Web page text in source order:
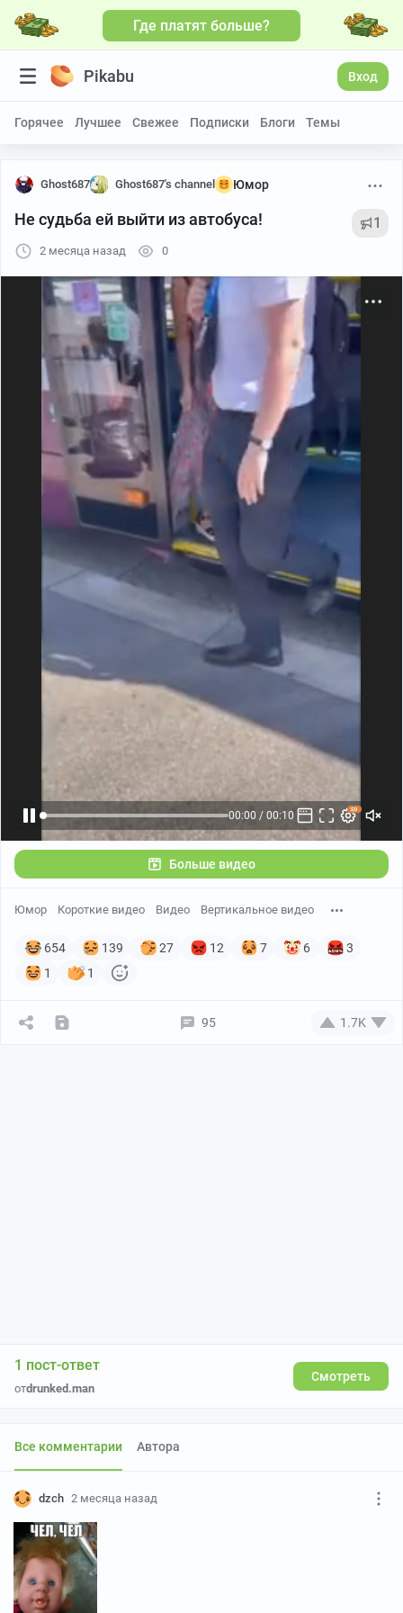
Где платят больше?
Pikabu Вход
Горячее Лучшее Свежее Подписки Блоги Темы
Ghost687 Ghost687's channel Юмор
Не судьба ей выйти из автобуса! 1
2 месяца назад 0
00:00 / 00:10
Больше видео
Юмор Короткие видео Видео Вертикальное видео
654 139 27 12 7 6
3
1
1
95 1.7K
1 пост-ответ
отdrunked.man
Смотреть
Все комментарии Автора
dzch 2 месяца назад
Больше видео